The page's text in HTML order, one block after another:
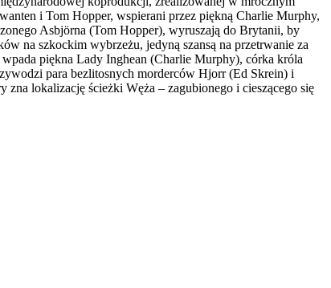
i Tom Hopper, wspierani przez piękną Charlie Murphy,
Asbjörna (Tom Hopper), wyruszają do Brytanii, by
na szkockim wybrzeżu, jedyną szansą na przetrwanie za
piękna Lady Inghean (Charlie Murphy), córka króla
para bezlitosnych morderców Hjorr (Ed Skrein) i
lokalizację ścieżki Węża – zagubionego i cieszącego się